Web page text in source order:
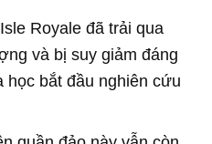
Royale đã trải qua
và bị suy giảm đáng
học bắt đầu nghiên cứu